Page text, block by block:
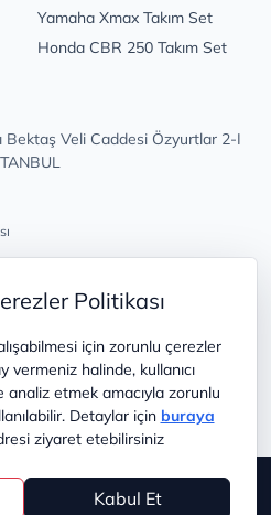
Politikası
için zorunlu çerezler
vermeniz halinde, kullanıcı
etmek amacıyla zorunlu
Detaylar için buraya
ziyaret etebilirsiniz
Kabul Et
Yamaha Xmax Takım Set
Honda CBR 250 Takım Set
Bektaş Veli Caddesi Özyurtlar 2-I